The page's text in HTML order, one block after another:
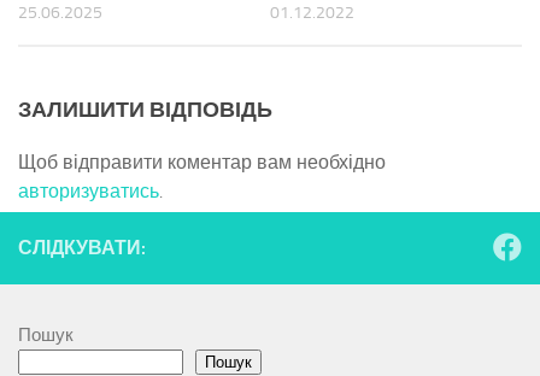
25.06.2025 01.12.2022
ЗАЛИШИТИ ВІДПОВІДЬ
Щоб відправити коментар вам необхідно
авторизуватись.
СЛІДКУВАТИ:
Пошук
Пошук